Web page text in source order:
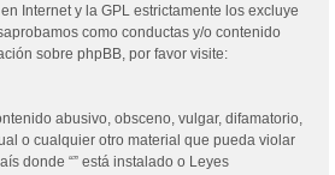
Internet y la GPL estrictamente los excluye
como conductas y/o contenido
sobre phpBB, por favor visite:
abusivo, obsceno, vulgar, difamatorio,
o cualquier otro material que pueda violar
donde “” está instalado o Leyes